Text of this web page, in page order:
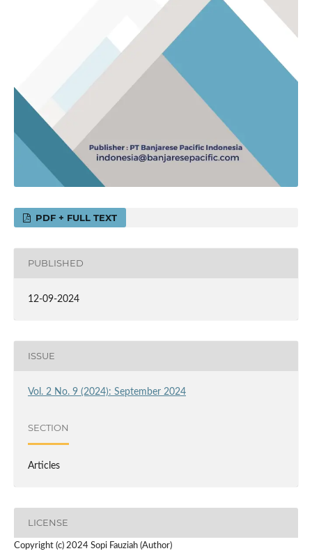
PDF + FULL TEXT
PUBLISHED
12-09-2024
ISSUE
Vol. 2 No. 9 (2024): September 2024
SECTION
Articles
LICENSE
Copyright (c) 2024 Sopi Fauziah (Author)